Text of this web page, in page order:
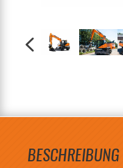
BESCHREIBUNG